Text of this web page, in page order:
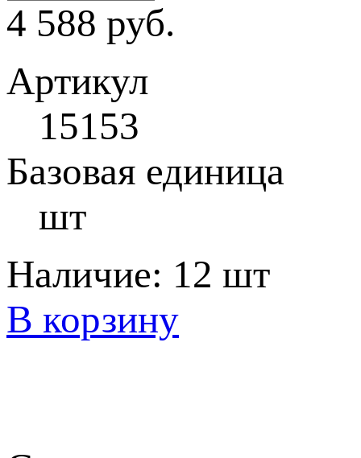
4 588 руб.
Артикул
15153
Базовая единица
шт
Наличие: 12 шт
В корзину